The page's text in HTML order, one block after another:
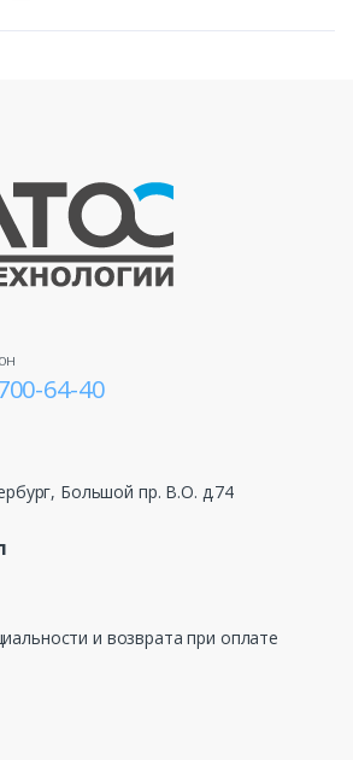
64-40
Большой пр. В.О. д.74
и возврата при оплате